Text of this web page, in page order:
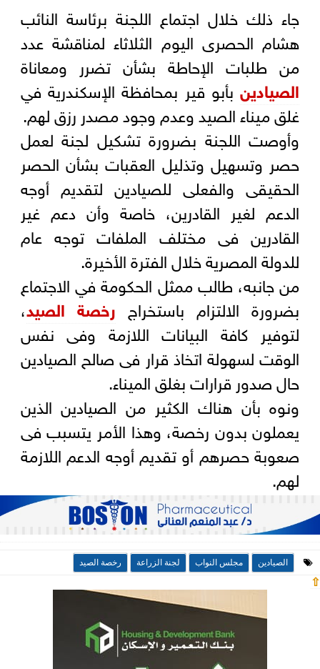
جاء ذلك خلال اجتماع اللجنة برئاسة النائب
هشام الحصرى اليوم الثلاثاء لمناقشة عدد
من طلبات الإحاطة بشأن تضرر ومعاناة
الصيادينبأبو قير بمحافظة الإسكندرية في
غلق ميناء الصيد وعدم وجود مصدر رزق لهم.
وأوصت اللجنة بضرورة تشكيل لجنة لعمل
حصر وتسهيل وتذليل العقبات بشأن الحصر
الحقيقى والفعلى للصيادين لتقديم أوجه
الدعم لغير القادرين، خاصة وأن دعم غير
القادرين فى مختلف الملفات توجه عام
للدولة المصرية خلال الفترة الأخيرة.
من جانبه، طالب ممثل الحكومة في الاجتماع
بضرورة الالتزام باستخراج رخصة الصيد،
لتوفير كافة البيانات اللازمة وفى نفس
الوقت لسهولة اتخاذ قرار فى صالح الصيادين
حال صدور قرارات بغلق الميناء.
ونوه بأن هناك الكثير من الصيادين الذين
يعملون بدون رخصة، وهذا الأمر يتسبب فى
صعوبة حصرهم أو تقديم أوجه الدعم اللازمة
لهم.
الصيادين مجلس النواب لجنة الزراعة رخصة الصيد
⇧